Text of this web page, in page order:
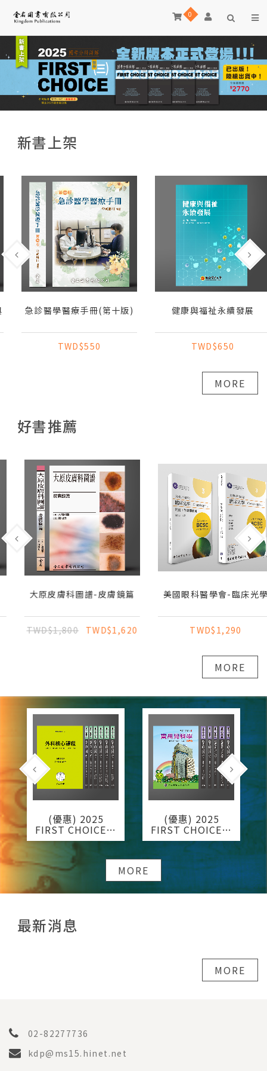
0
新書上架
急診醫學醫療手冊(第十版)
TWD$550
健康與福祉永續發展
TWD$650
MORE
好書推薦
大原皮膚科圖譜-皮膚鏡篇
TWD$1,800 TWD$1,620
美國眼科醫學會-臨床光學
TWD$1,290
MORE
(優惠) 2025
FIRST CHOICE國
考分科詳解 醫學五
(全) + 外科核心課
程
(優惠) 2025
FIRST CHOICE國
考分科詳解 醫學六
(全) + 實用兒科學
（第二版）
MORE
最新消息
MORE
02-82277736
kdp@ms15.hinet.net